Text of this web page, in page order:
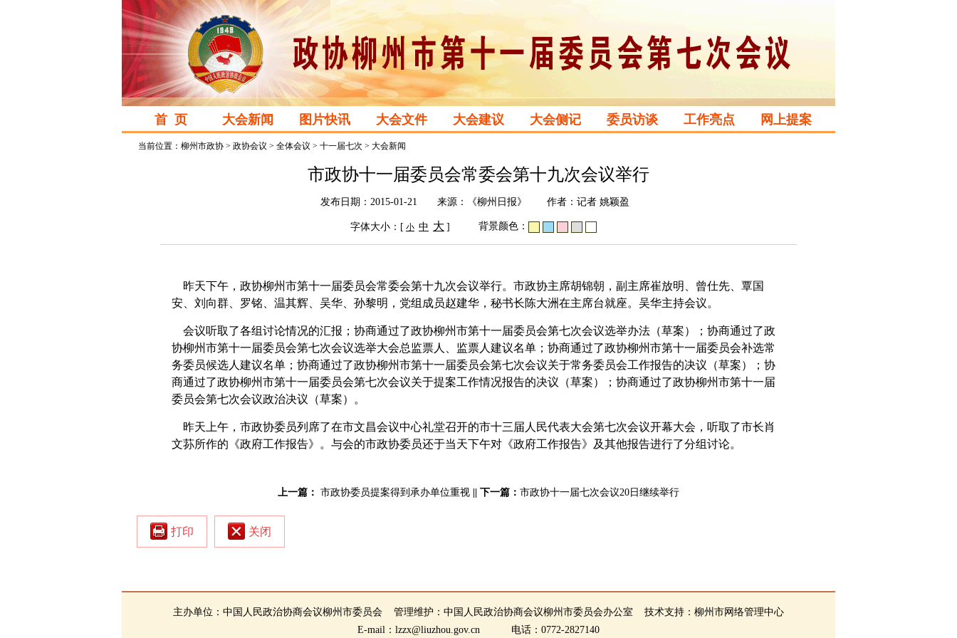
首 页 大会新闻 图片快讯 大会文件 大会建议 大会侧记 委员访谈 工作亮点 网上提案
当前位置： 柳州市政协 > 政协会议 > 全体会议 > 十一届七次 > 大会新闻
市政协十一届委员会常委会第十九次会议举行
发布日期：2015-01-21 来源：《柳州日报》 作者：记者 姚颖盈
字体大小：[ 小 中 大 ] 背景颜色：
昨天下午，政协柳州市第十一届委员会常委会第十九次会议举行。市政协主席胡锦朝，副主席崔放明、曾仕先、覃国
安、刘向群、罗铭、温其辉、吴华、孙黎明，党组成员赵建华，秘书长陈大洲在主席台就座。吴华主持会议。
会议听取了各组讨论情况的汇报；协商通过了政协柳州市第十一届委员会第七次会议选举办法（草案）；协商通过了政
协柳州市第十一届委员会第七次会议选举大会总监票人、监票人建议名单；协商通过了政协柳州市第十一届委员会补选常
务委员候选人建议名单；协商通过了政协柳州市第十一届委员会第七次会议关于常务委员会工作报告的决议（草案）；协
商通过了政协柳州市第十一届委员会第七次会议关于提案工作情况报告的决议（草案）；协商通过了政协柳州市第十一届
委员会第七次会议政治决议（草案）。
昨天上午，市政协委员列席了在市文昌会议中心礼堂召开的市十三届人民代表大会第七次会议开幕大会，听取了市长肖
文荪所作的《政府工作报告》。与会的市政协委员还于当天下午对《政府工作报告》及其他报告进行了分组讨论。
上一篇： 市政协委员提案得到承办单位重视 下一篇： 市政协十一届七次会议20日继续举行
打印 关闭
主办单位：中国人民政治协商会议柳州市委员会 管理维护：中国人民政治协商会议柳州市委员会办公室 技术支持：柳州市网络管理中心
E-mail：lzzx@liuzhou.gov.cn 电话：0772-2827140